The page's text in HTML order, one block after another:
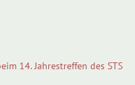
14. Jahrestreffen des STS